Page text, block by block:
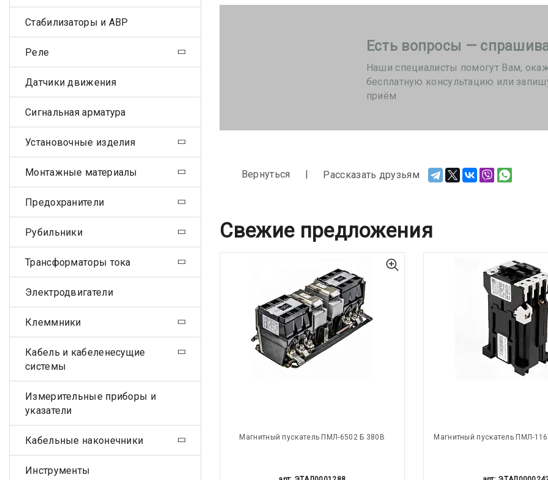
Есть вопросы —
Наши специалисты помогут Вам,
бесплатную консультацию или
приём
Вернуться Рассказать друзьям
Свежие предложения
Магнитный пускатель ПМЛ-6502 Б 380В Магнитный пускатель ПМЛ-
Стабилизаторы и АВР
Реле
Датчики движения
Сигнальная арматура
Установочные изделия
Монтажные материалы
Предохранители
Рубильники
Трансформаторы тока
Электродвигатели
Клеммники
Кабель и кабеленесущие
системы
Измерительные приборы и
указатели
Кабельные наконечники
Инструменты